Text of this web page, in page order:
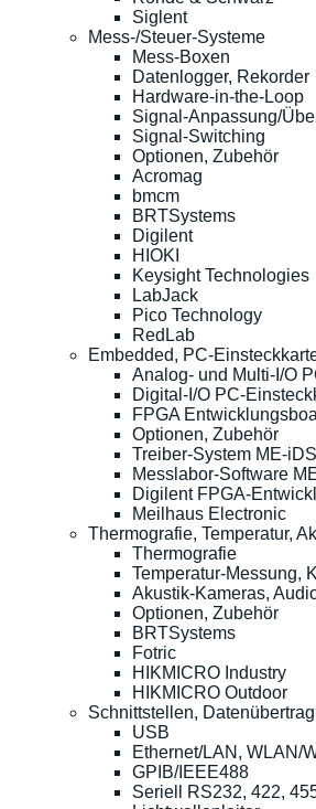
Siglent
Mess-/Steuer-Systeme
Mess-Boxen
Datenlogger, Rekorder
Hardware-in-the-Loop
Signal-Anpassung/
Signal-Switching
Optionen, Zubehör
Acromag
bmcm
BRTSystems
Digilent
HIOKI
Keysight Technologies
LabJack
Pico Technology
RedLab
Embedded, PC-
Analog- und Multi-I/O
Digital-I/O PC-
FPGA
Optionen, Zubehör
Treiber-System ME-iDS
Messlabor-Software
Digilent FPGA-
Meilhaus Electronic
Thermografie, Temperatur,
Thermografie
Temperatur-Messung,
Akustik-Kameras,
Optionen, Zubehör
BRTSystems
Fotric
HIKMICRO Industry
HIKMICRO Outdoor
Schnittstellen,
USB
Ethernet/LAN, WLAN/
GPIB/IEEE488
Seriell RS232, 422,